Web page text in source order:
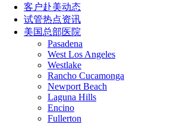
客户赴美动态
试管热点资讯
美国总部医院
Pasadena
West Los Angeles
Westlake
Rancho Cucamonga
Newport Beach
Laguna Hills
Encino
Fullerton